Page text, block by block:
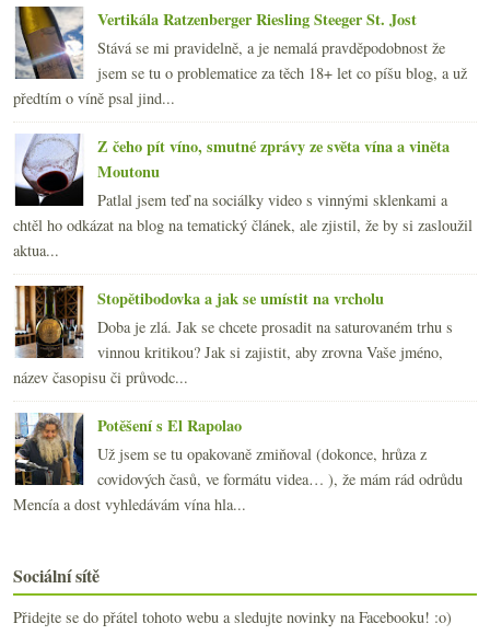
Vertikála Ratzenberger Riesling Steeger St. Jost
Stává se mi pravidelně, a je nemalá pravděpodobnost že
jsem se tu o problematice za těch 18+ let co píšu blog, a už
předtím o víně psal jind...
Z čeho pít víno, smutné zprávy ze světa vína a viněta
Moutonu
Patlal jsem teď na sociálky video s vinnými sklenkami a
chtěl ho odkázat na blog na tematický článek, ale zjistil, že by si zasloužil
aktua...
Stopětibodovka a jak se umístit na vrcholu
Doba je zlá. Jak se chcete prosadit na saturovaném trhu s
vinnou kritikou? Jak si zajistit, aby zrovna Vaše jméno,
název časopisu či průvodc...
Potěšení s El Rapolao
Už jsem se tu opakovaně zmiňoval (dokonce, hrůza z
covidových časů, ve formátu videa… ), že mám rád odrůdu
Mencía a dost vyhledávám vína hla...
Sociální sítě
Přidejte se do přátel tohoto webu a sledujte novinky na Facebooku! :o)